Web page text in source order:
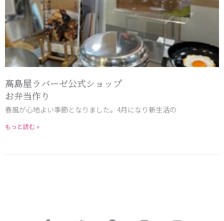
髙島屋ラバーゼ公式ショップ
お弁当作り
春風が心地よい季節となりました。4月になり新生活の
もっと読む »